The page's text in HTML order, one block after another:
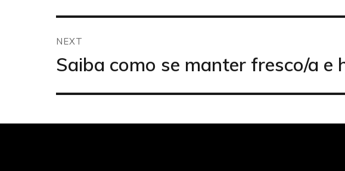
NEXT
Next
post:
Saiba como se manter fresco/a e